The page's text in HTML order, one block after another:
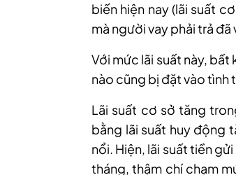
biến hiện nay (lãi suất
mà người vay phải trả
Với mức lãi suất này,
nào cũng bị đặt vào
Lãi suất cơ sở tăng
bằng lãi suất huy động
nổi. Hiện, lãi suất tiền
tháng, thậm chí chạm